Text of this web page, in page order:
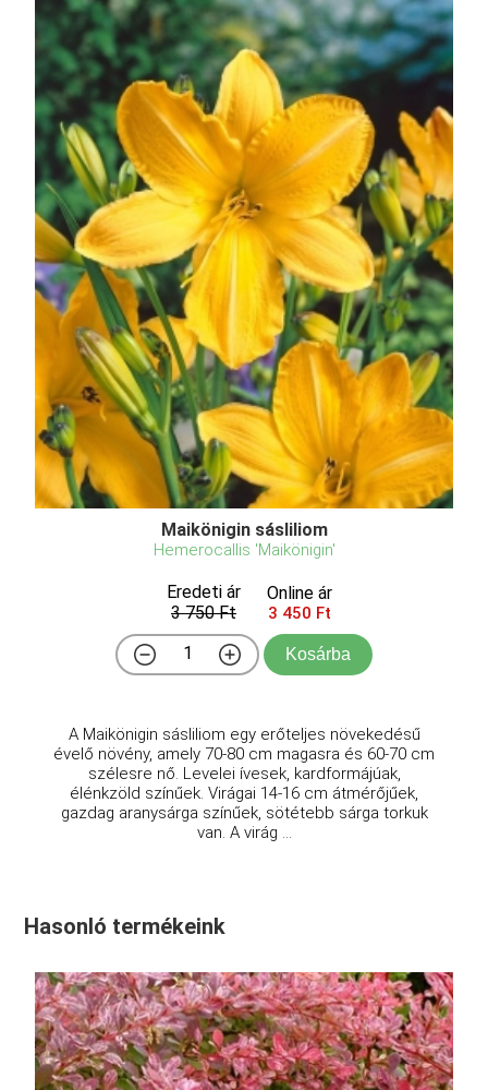
Maikönigin sásliliom
Hemerocallis 'Maikönigin'
Eredeti ár
3 750 Ft
Online ár
3 450 Ft
Kosárba
A Maikönigin sásliliom egy erőteljes növekedésű
évelő növény, amely 70-80 cm magasra és 60-70 cm
szélesre nő. Levelei ívesek, kardformájúak,
élénkzöld színűek. Virágai 14-16 cm átmérőjűek,
gazdag aranysárga színűek, sötétebb sárga torkuk
van. A virág ...
Hasonló termékeink